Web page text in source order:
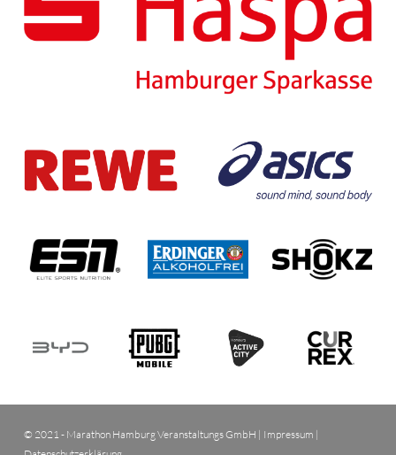
© 2021 - Marathon Hamburg Veranstaltungs GmbH | Impressum |